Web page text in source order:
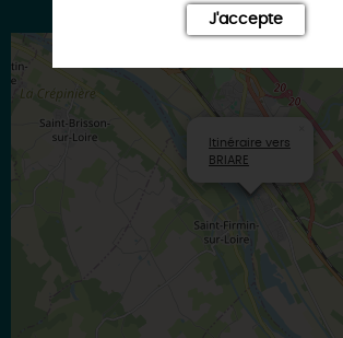
Itinéraire vers
BRIARE
J'accepte